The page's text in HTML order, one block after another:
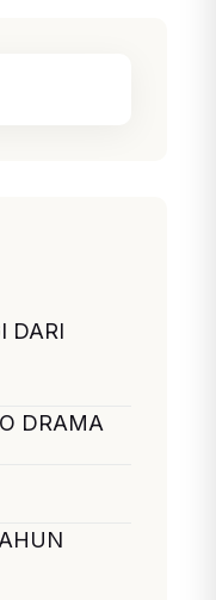
DARI
DRAMA